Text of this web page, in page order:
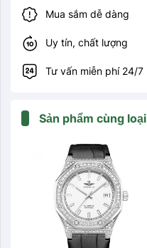
Mua sắm dễ dàng
Uy tín, chất lượng
Tư vấn miễn phí 24/7
Sản phẩm cùng loại